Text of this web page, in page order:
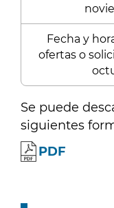
Fecha y
ofertas o
Se puede
siguientes
PDF